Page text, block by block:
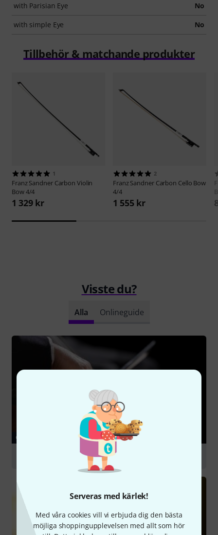
Serveras med kärlek!
Med våra cookies vill vi erbjuda dig den bästa
möjliga shoppingupplevelsen med allt som hör
with Parisian Eye No
with simple Eye No
Tillbehör & matchande produkter
1
Franz Sandner Carbon Violin
Bow 4/4
1 329 kr
2
Franz Sandner Carbon Cello Bow
4/4
1 555 kr
Visste du?
Alla Onlineguide
GUIDE